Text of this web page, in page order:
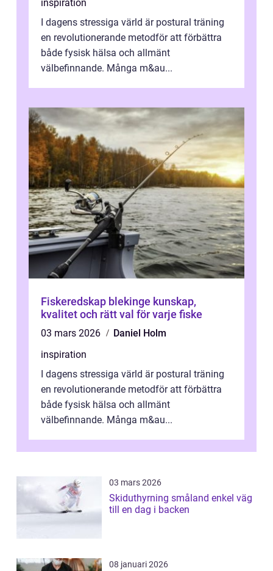
inspiration
I dagens stressiga värld är postural träning
en revolutionerande metodför att förbättra
både fysisk hälsa och allmänt
välbefinnande. Många m&au...
Fiskeredskap blekinge kunskap,
kvalitet och rätt val för varje fiske
03 mars 2026
Daniel Holm
inspiration
I dagens stressiga värld är postural träning
en revolutionerande metodför att förbättra
både fysisk hälsa och allmänt
välbefinnande. Många m&au...
03 mars 2026
Skiduthyrning småland enkel väg
till en dag i backen
08 januari 2026